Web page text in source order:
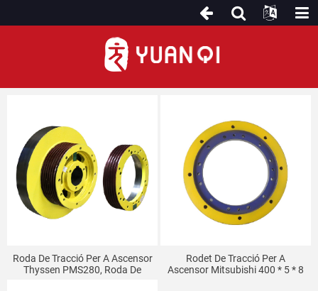
Roda De Tracció Per A Ascensor
Thyssen PMS280, Roda De
Rodet De Tracció Per A
Ascensor Mitsubishi 400 * 5 * 8